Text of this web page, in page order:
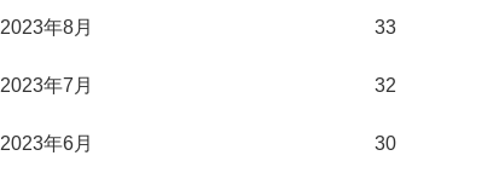
2023年8月 33
2023年7月 32
2023年6月 30